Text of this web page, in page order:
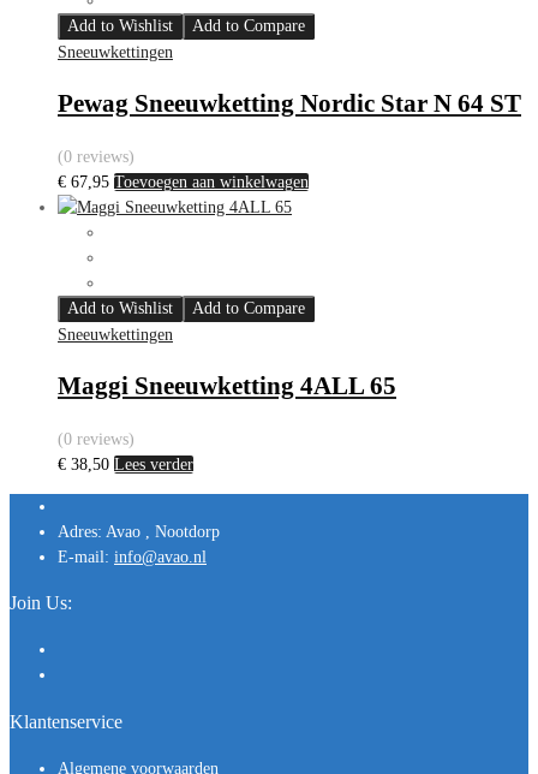
Add to Wishlist
Add to Compare
Sneeuwkettingen
Pewag Sneeuwketting Nordic Star N 64 ST
(0 reviews)
€ 67,95 Toevoegen aan winkelwagen
Add to Wishlist
Add to Compare
Sneeuwkettingen
Maggi Sneeuwketting 4ALL 65
(0 reviews)
€ 38,50 Lees verder
Adres: Avao , Nootdorp
E-mail: info@avao.nl
Join Us:
Klantenservice
Algemene voorwaarden